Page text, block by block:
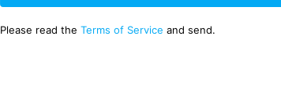
Please read the Terms of Service and send.